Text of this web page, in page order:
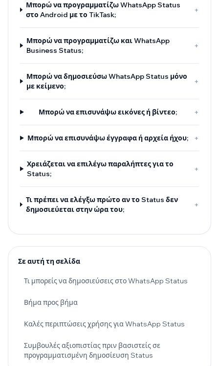
Μπορώ να προγραμματίζω WhatsApp Status
στο Android με το TikTask;
+
Μπορώ να προγραμματίζω και WhatsApp
Business Status;
+
Μπορώ να δημοσιεύσω WhatsApp Status μόνο
με κείμενο;
+
Μπορώ να επισυνάψω εικόνες ή βίντεο; +
Μπορώ να επισυνάψω έγγραφα ή αρχεία ήχου; +
Χρειάζεται να επιλέγω παραλήπτες για το
Status;
+
Τι πρέπει να ελέγξω πρώτο αν το Status δεν
δημοσιεύεται στην ώρα του;
+
Σε αυτή τη σελίδα
Τι μπορείς να δημοσιεύσεις στο WhatsApp Status
Βήμα προς βήμα
Καλές περιπτώσεις χρήσης για WhatsApp Status
Συμβουλές αξιοπιστίας πριν βασιστείς σε
προγραμματισμένη δημοσίευση Status